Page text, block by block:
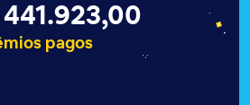
441.927,00
pagos